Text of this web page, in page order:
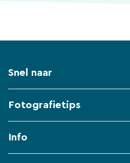
Snel naar
Fotografietips
Info